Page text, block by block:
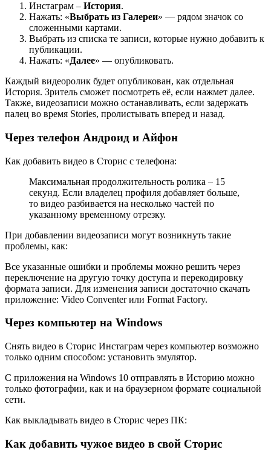
Инстаграм – История.
Нажать: «Выбрать из Галереи» — рядом значок со
сложенными картами.
Выбрать из списка те записи, которые нужно добавить к
публикации.
Нажать: «Далее» — опубликовать.
Каждый видеоролик будет опубликован, как отдельная
История. Зритель сможет посмотреть её, если нажмет далее.
Также, видеозаписи можно останавливать, если задержать
палец во время Stories, пролистывать вперед и назад.
Через телефон Андроид и Айфон
Как добавить видео в Сторис с телефона:
Максимальная продолжительность ролика – 15
секунд. Если владелец профиля добавляет больше,
то видео разбивается на несколько частей по
указанному временному отрезку.
При добавлении видеозаписи могут возникнуть такие
проблемы, как:
Все указанные ошибки и проблемы можно решить через
переключение на другую точку доступа и перекодировку
формата записи. Для изменения записи достаточно скачать
приложение: Video Conventer или Format Factory.
Через компьютер на Windows
Снять видео в Сторис Инстаграм через компьютер возможно
только одним способом: установить эмулятор.
С приложения на Windows 10 отправлять в Историю можно
только фотографии, как и на браузерном формате социальной
сети.
Как выкладывать видео в Сторис через ПК:
Как добавить чужое видео в свой Сторис